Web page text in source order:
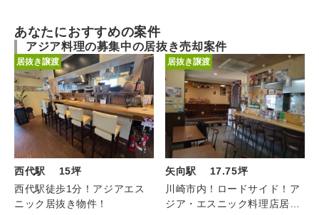
あなたにおすすめの案件
アジア料理の募集中の居抜き売却案件
居抜き譲渡
西代駅 15坪
西代駅徒歩1分！アジアエス
ニック居抜き物件！
居抜き譲渡
矢向駅 17.75坪
川崎市内！ロードサイド！ア
ジア・エスニック料理店居抜